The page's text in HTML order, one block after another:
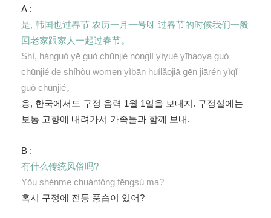
A :
是, 韩国也过春节 农历一月一号呀 过春节的时候我们一般
回老家跟家人一起过春节。
Shì, hánguó yě guò chūnjié nónglì yíyuè yīhàoya guò
chūnjié de shíhòu women yìbān huílǎojiā gēn jiārén yìqǐ
guò chūnjié。
응, 한국에서도 구정 음력 1월 1일을 보내지. 구정설에는
보통 고향에 내려가서 가족들과 함께 보내.
B :
有什么传统风俗吗?
Yǒu shénme chuántǒng fēngsú ma?
혹시 구정에 전통 풍습이 있어?